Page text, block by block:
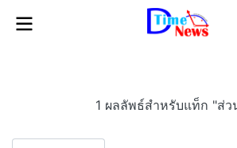
1 ผลลัพธ์สำหรับแท็ก "ส่ว